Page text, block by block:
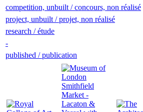
competition, unbuilt / concours, non réalisé
project, unbuilt / projet, non réalisé
research / étude
-
published / publication